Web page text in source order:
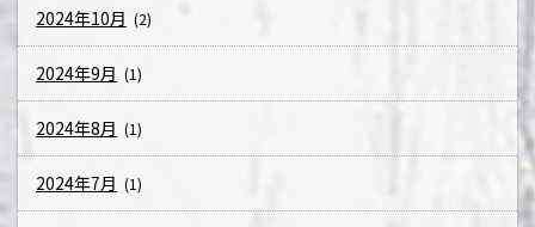
2024年10月 (2)
2024年9月 (1)
2024年8月 (1)
2024年7月 (1)